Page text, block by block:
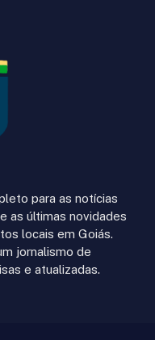
para as notícias
as últimas novidades
locais em Goiás.
jornalismo de
e atualizadas.